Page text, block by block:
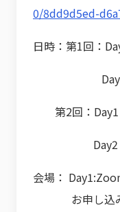
0/8dd9d5ed-
日時：第1回：
Day2 2024
第2回：Day1
Day2 2024
会場：
お申し込み